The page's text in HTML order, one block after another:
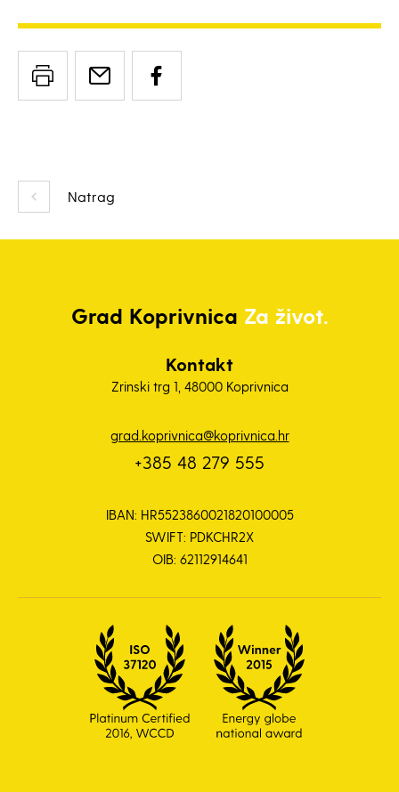
Natrag
Grad Koprivnica Za život.
Kontakt
Zrinski trg 1, 48000 Koprivnica
grad.koprivnica@koprivnica.hr
+385 48 279 555
IBAN: HR5523860021820100005
SWIFT: PDKCHR2X
OIB: 62112914641